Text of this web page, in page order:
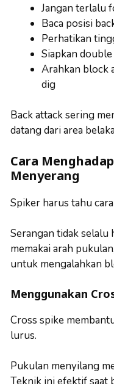
Jangan terlalu
Baca posisi
Perhatikan
Siapkan
Arahkan block
dig
Back attack sering
datang dari area
Cara
Menyerang
Spiker harus tahu
Serangan tidak selalu
memakai arah
untuk mengalahkan
Menggunakan
Cross spike
lurus.
Pukulan menyilang